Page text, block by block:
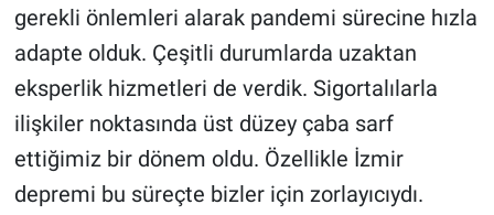
gerekli önlemleri alarak pandemi sürecine hızla
adapte olduk. Çeşitli durumlarda uzaktan
eksperlik hizmetleri de verdik. Sigortalılarla
ilişkiler noktasında üst düzey çaba sarf
ettiğimiz bir dönem oldu. Özellikle İzmir
depremi bu süreçte bizler için zorlayıcıydı.